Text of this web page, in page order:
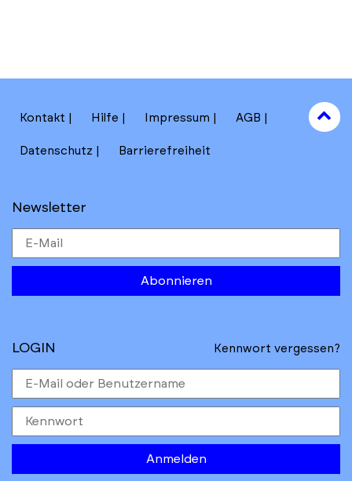
Kontakt Hilfe Impressum AGB
Datenschutz Barrierefreiheit
Newsletter
Abonnieren
to
top
LOGIN Kennwort vergessen?
Anmelden